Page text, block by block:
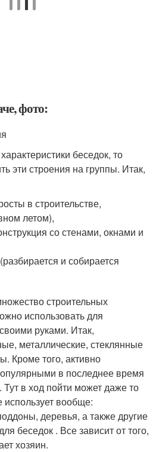
фото:
беседок, то
эти строения на группы. Итак,
в строительстве,
летом),
со стенами, окнами и
и собирается
строительных
использовать для
руками. Итак,
металлические, стеклянные
Кроме того, активно
в последнее время
Тут в ход пойти может даже то
использует вообще:
деревья, а также другие
беседок . Все зависит от того,
хозяин.